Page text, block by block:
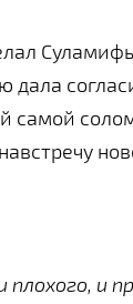
дала
самой
и